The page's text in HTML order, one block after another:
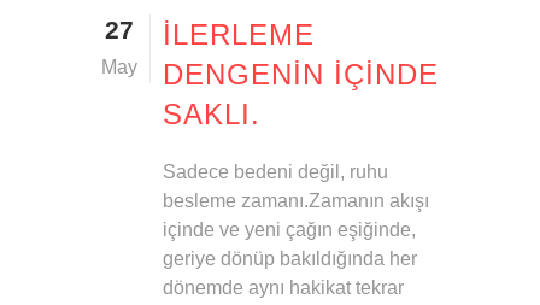
27
May
İLERLEME
DENGENIN İÇINDE
SAKLI.
Sadece bedeni değil, ruhu
besleme zamanı.Zamanın akışı
içinde ve yeni çağın eşiğinde,
geriye dönüp bakıldığında her
dönemde aynı hakikat tekrar